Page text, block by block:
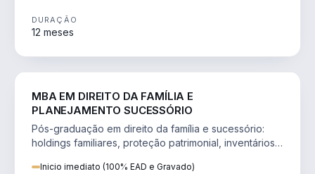
DURAÇÃO
12 meses
MBA EM DIREITO DA FAMÍLIA E
PLANEJAMENTO SUCESSÓRIO
Pós-graduação em direito da família e sucessório:
holdings familiares, proteção patrimonial, inventários
Inicio imediato (100% EAD e Gravado)